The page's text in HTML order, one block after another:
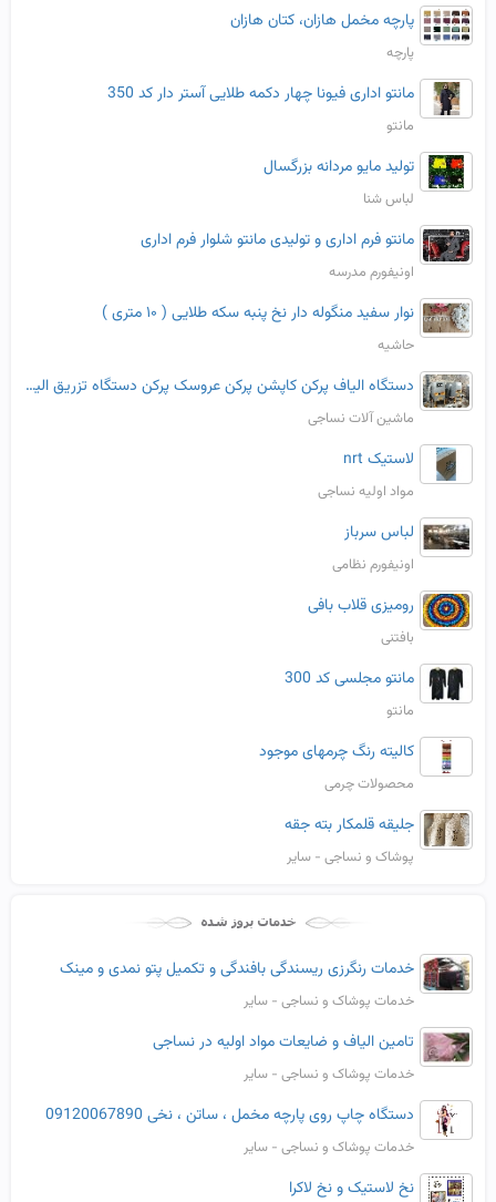
پارچه مخمل هازان، کتان هازان
پارچه
مانتو اداری فیونا چهار دکمه طلایی آستر دار کد 350
مانتو
تولید مایو مردانه بزرگسال
لباس شنا
مانتو فرم اداری و تولیدی مانتو شلوار فرم اداری
اونیفورم مدرسه
نوار سفید منگوله دار نخ پنبه سکه طلایی ( ۱۰ متری )
حاشیه
دستگاه الیاف پرکن کاپشن پرکن عروسک پرکن دستگاه تزریق الیاف
ماشین آلات نساجی
لاستیک nrt
مواد اولیه نساجی
لباس سرباز
اونیفورم نظامی
رومیزی قلاب بافی
بافتنی
مانتو مجلسی کد 300
مانتو
کالیته رنگ چرمهای موجود
محصولات چرمی
جلیقه قلمکار بته جقه
پوشاک و نساجی - سایر
خدمات رنگرزی ریسندگی بافندگی و تکمیل پتو نمدی و مینک
خدمات پوشاک و نساجی - سایر
تامین الیاف و ضایعات مواد اولیه در نساجی
خدمات پوشاک و نساجی - سایر
دستگاه چاپ روی پارچه مخمل ، ساتن ، نخی 09120067890
خدمات پوشاک و نساجی - سایر
نخ لاستیک و نخ لاکرا